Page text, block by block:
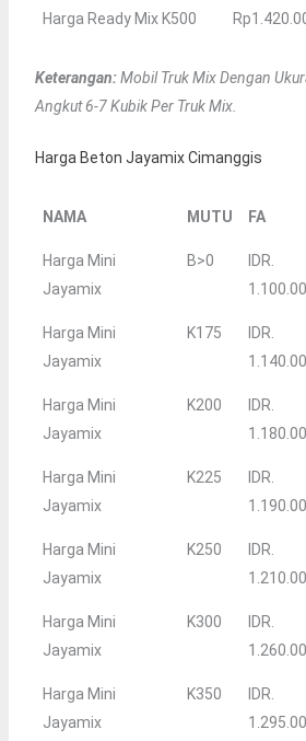
Harga Ready Mix K500
Keterangan:Mobil Truk Mix Dengan
Angkut 6-7 Kubik Per Truk Mix.
Harga Beton Jayamix Cimanggis
NAMA MUTU FA
Harga Mini
Jayamix
B>0
IDR.
Harga Mini
Jayamix
K175
IDR.
Harga Mini
Jayamix
K200
IDR.
Harga Mini
Jayamix
K225
IDR.
Harga Mini
Jayamix
K250
IDR.
Harga Mini
Jayamix
K300
IDR.
Harga Mini
Jayamix
K350
IDR.